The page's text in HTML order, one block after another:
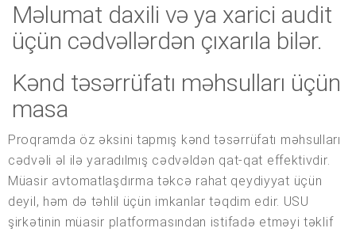
Məlumat daxili və ya xarici audit
üçün cədvəllərdən çıxarıla bilər.
Kənd təsərrüfatı məhsulları üçün
masa
Proqramda öz əksini tapmış kənd təsərrüfatı məhsulları
cədvəli əl ilə yaradılmış cədvəldən qat-qat effektivdir.
Müasir avtomatlaşdırma təkcə rahat qeydiyyat üçün
deyil, həm də təhlil üçün imkanlar təqdim edir. USU
şirkətinin müasir platformasından istifadə etməyi təklif